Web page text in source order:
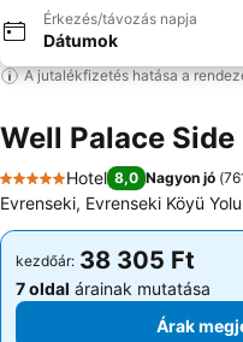
Érkezés/távozás napja
Dátumok
A jutalékfizetés hatása a
Well Palace
5 Kategória
Hotel 8,0 Nagyon jó (
Evrenseki, Evrenseki Köyü
kezdőár: 38 305 Ft
7 oldal árainak mutatása
Árak
kezdőár: 38 305 Ft
7 oldal árainak mutatása
Árak